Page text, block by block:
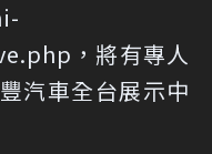
，將有專人
汽車全台展示中